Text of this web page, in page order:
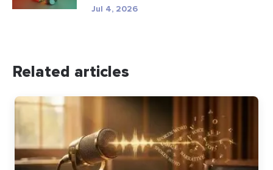
Jul 4, 2026
Related articles